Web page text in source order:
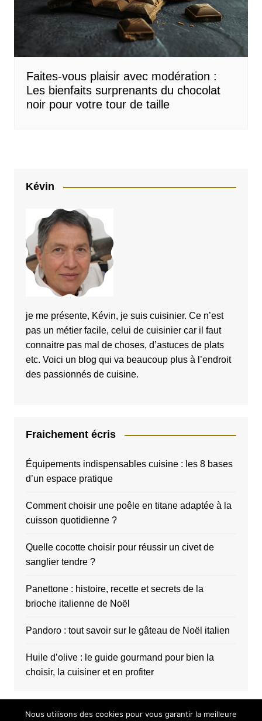
Faites-vous plaisir avec modération :
Les bienfaits surprenants du chocolat
noir pour votre tour de taille
Kévin
je me présente, Kévin, je suis cuisinier. Ce n’est
pas un métier facile, celui de cuisinier car il faut
connaitre pas mal de choses, d’astuces de plats
etc. Voici un blog qui va beaucoup plus à l’endroit
des passionnés de cuisine.
Fraichement écris
Équipements indispensables cuisine : les 8 bases
d’un espace pratique
Comment choisir une poêle en titane adaptée à la
cuisson quotidienne ?
Quelle cocotte choisir pour réussir un civet de
sanglier tendre ?
Panettone : histoire, recette et secrets de la
brioche italienne de Noël
Pandoro : tout savoir sur le gâteau de Noël italien
Huile d’olive : le guide gourmand pour bien la
choisir, la cuisiner et en profiter
Nous utilisons des cookies pour vous garantir la meilleure